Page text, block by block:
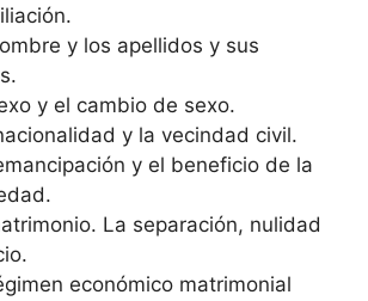
y los apellidos y sus
y el cambio de sexo.
y la vecindad civil.
y el beneficio de la
La separación, nulidad
económico matrimonial